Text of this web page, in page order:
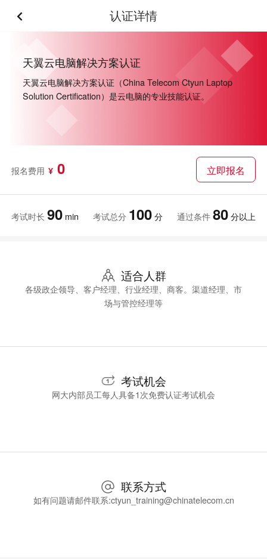
认证详情
天翼云电脑解决方案认证
天翼云电脑解决方案认证（China Telecom Ctyun Laptop
Solution Certification）是云电脑的专业技能认证。
报名费用 ¥ 0 立即报名
考试时长 90 min 考试总分 100 分 通过条件 80 分以上
适合人群
各级政企领导、客户经理、行业经理、商客。渠道经理、市
场与管控经理等
考试机会
网大内部员工每人具备1次免费认证考试机会
联系方式
如有问题请邮件联系:ctyun_training@chinatelecom.cn